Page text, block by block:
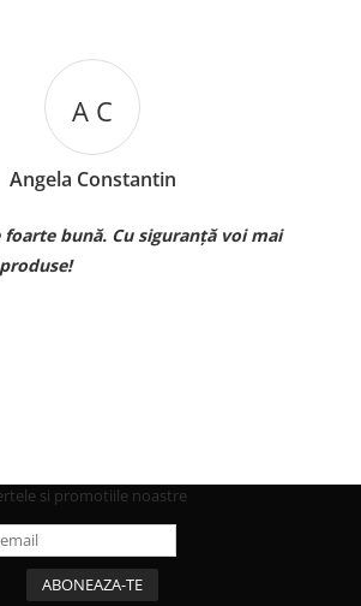
A C
Angela Constantin
foarte bună. Cu siguranță voi mai
si promotiile noastre